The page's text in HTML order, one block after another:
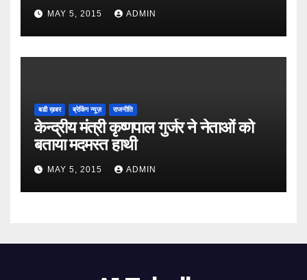
MAY 5, 2015 ADMIN
बडी ख़बर ब्रेकिंग न्यूज़ राजनीति
केन्द्रीय मंत्री कृष्णपाल गुर्जर ने नेताओं को
बताया मदमस्त हाथी
MAY 5, 2015 ADMIN